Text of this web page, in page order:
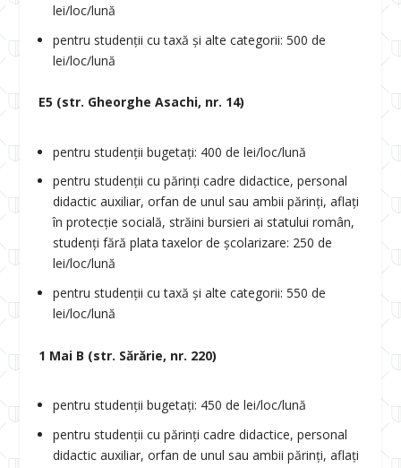
lei/loc/lună
pentru studenții cu taxă și alte categorii: 500 de
lei/loc/lună
E5 (str. Gheorghe Asachi, nr. 14)
pentru studenții bugetați: 400 de lei/loc/lună
pentru studenții cu părinți cadre didactice, personal
didactic auxiliar, orfan de unul sau ambii părinți, aflați
în protecție socială, străini bursieri ai statului român,
studenți fără plata taxelor de școlarizare: 250 de
lei/loc/lună
pentru studenții cu taxă și alte categorii: 550 de
lei/loc/lună
1 Mai B (str. Sărărie, nr. 220)
pentru studenții bugetați: 450 de lei/loc/lună
pentru studenții cu părinți cadre didactice, personal
didactic auxiliar, orfan de unul sau ambii părinți, aflați